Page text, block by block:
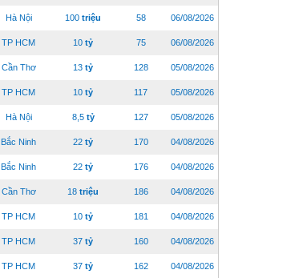
Hà Nội 100 triệu 58 06/08/2026
TP HCM 10 tỷ 75 06/08/2026
Cần Thơ 13 tỷ 128 05/08/2026
TP HCM 10 tỷ 117 05/08/2026
Hà Nội 8,5 tỷ 127 05/08/2026
Bắc Ninh 22 tỷ 170 04/08/2026
Bắc Ninh 22 tỷ 176 04/08/2026
Cần Thơ 18 triệu 186 04/08/2026
TP HCM 10 tỷ 181 04/08/2026
TP HCM 37 tỷ 160 04/08/2026
TP HCM 37 tỷ 162 04/08/2026